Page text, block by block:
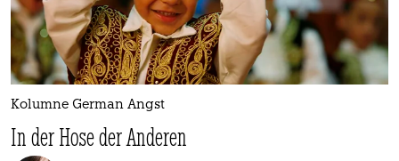
Kolumne German Angst
In der Hose der Anderen